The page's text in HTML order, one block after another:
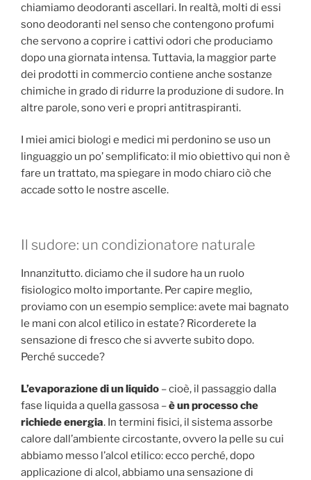
chiamiamo deodoranti ascellari. In realtà, molti di essi
sono deodoranti nel senso che contengono profumi
che servono a coprire i cattivi odori che produciamo
dopo una giornata intensa. Tuttavia, la maggior parte
dei prodotti in commercio contiene anche sostanze
chimiche in grado di ridurre la produzione di sudore. In
altre parole, sono veri e propri antitraspiranti.
I miei amici biologi e medici mi perdonino se uso un
linguaggio un po’ semplificato: il mio obiettivo qui non è
fare un trattato, ma spiegare in modo chiaro ciò che
accade sotto le nostre ascelle.
Il sudore: un condizionatore naturale
Innanzitutto. diciamo che il sudore ha un ruolo
fisiologico molto importante. Per capire meglio,
proviamo con un esempio semplice: avete mai bagnato
le mani con alcol etilico in estate? Ricorderete la
sensazione di fresco che si avverte subito dopo.
Perché succede?
L’evaporazione di un liquido – cioè, il passaggio dalla
fase liquida a quella gassosa –è un processo che
richiede energia. In termini fisici, il sistema assorbe
calore dall’ambiente circostante, ovvero la pelle su cui
abbiamo messo l’alcol etilico: ecco perché, dopo
applicazione di alcol, abbiamo una sensazione di